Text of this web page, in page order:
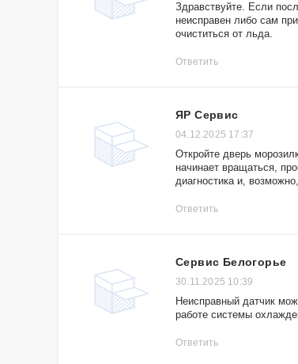
Здравствуйте. Если
неисправен либо сам
очиститься от льда.
Ответить
ЯР Сервис
04.12.2025 17:37
Откройте дверь
начинает вращаться,
диагностика и,
Ответить
Сервис Белогорье
30.11.2025 10:39
Неисправный датчик
работе системы
Ответить